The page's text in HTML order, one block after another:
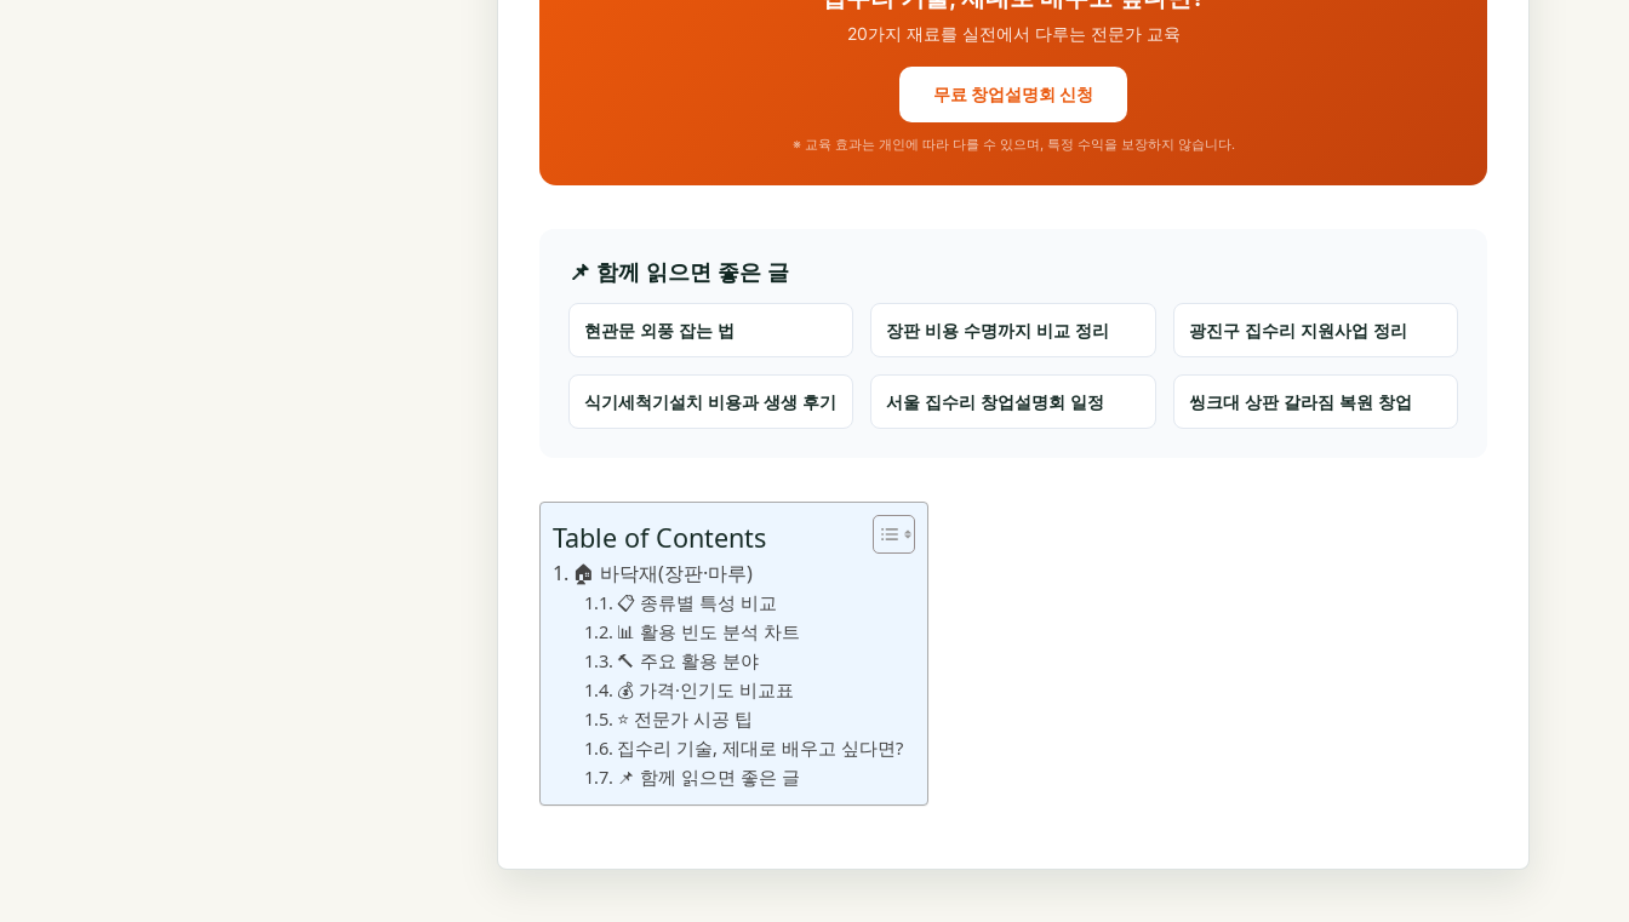
20가지 재료를 실전에서 다루는 전문가 교육
무료 창업설명회 신청
※ 교육 효과는 개인에 따라 다를 수 있으며, 특정 수익을 보장하지 않습니다.
📌 함께 읽으면 좋은 글
현관문 외풍 잡는 법 장판 비용 수명까지 비교 정리 광진구 집수리 지원사업 정리
식기세척기설치 비용과 생생 후기 서울 집수리 창업설명회 일정 씽크대 상판 갈라짐 복원 창업
Table of Contents
🏠 바닥재(장판·마루)
📋 종류별 특성 비교
📊 활용 빈도 분석 차트
🔨 주요 활용 분야
💰 가격·인기도 비교표
⭐ 전문가 시공 팁
집수리 기술, 제대로 배우고 싶다면?
📌 함께 읽으면 좋은 글